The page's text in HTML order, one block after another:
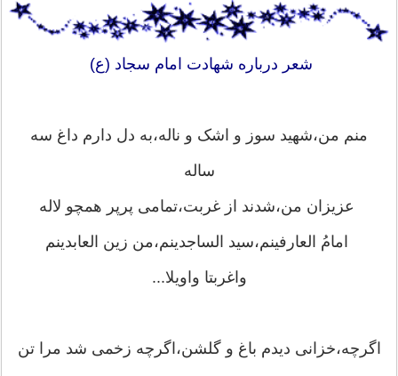
شعر درباره شهادت امام سجاد (ع)
منم من،شهید سوز و اشک و ناله،به دل دارم داغ سه
ساله
عزیزان من،شدند از غربت،تمامی پرپر همچو لاله
امامُ العارفینم،سید الساجدینم،من زین العابدینم
واغربتا واویلا...
اگرچه،خزانی دیدم باغ و گلشن،اگرچه زخمی شد مرا تن